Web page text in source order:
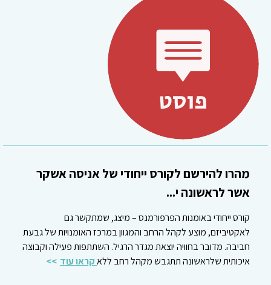
מהרו להירשם לקורס ייחודי של אניסה אשקר
אשר לראשונה י...
קורס ייחודי באומנות הפרפורמנס – מיצג, שמתקשר גם
לאקטיביזם, מוצע לקהל הרחב והמגוון במרכז האומנויות של גבעת
חביבה. מדובר בחוויה יוצאת מגדר הרגיל. השתתפות פעילה וקבוצה
איכותית שלראשונה תתגבש מקהל רחב ללאקראו עוד